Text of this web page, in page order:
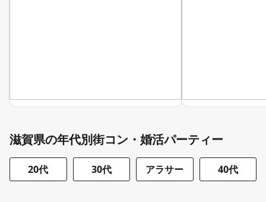
滋賀県の年代別街コン・婚活パーティー
20代 30代 アラサー 40代